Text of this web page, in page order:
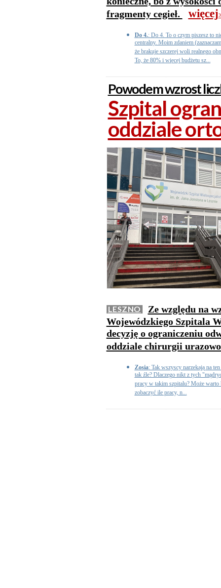
fragmenty cegieł.
więcej
Do 4.: Do 4. To o czym piszesz to
centralny. Moim zdaniem
że brakuje szczerej woli realnego
To, że 80% i więcej budżetu sz...
Powodem wzrost
Szpital
oddziale
LESZNO
Ze względu na
Wojewódzkiego Szpitala
decyzję o ograniczeniu
oddziale chirurgii
Zosia: Tak wszyscy narzekają na
tak źle? Dlaczego nikt z tych
pracy w takim szpitalu? Może
zobaczyć ile pracy, n...